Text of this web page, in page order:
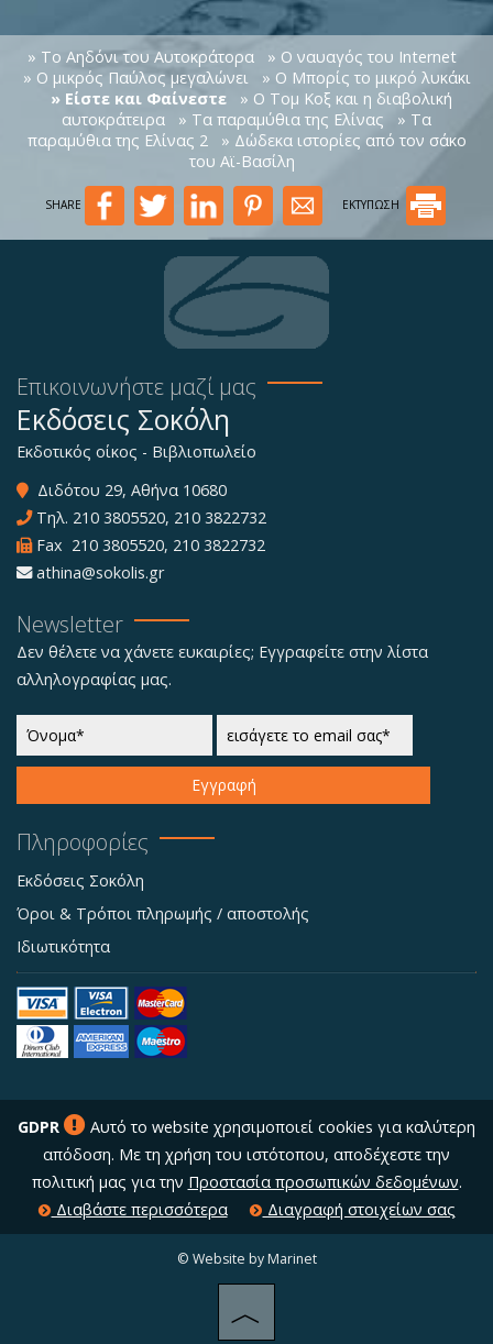
» Το Αηδόνι του Αυτοκράτορα
» Ο ναυαγός του Internet
» Ο μικρός Παύλος μεγαλώνει
» Ο Μπορίς το μικρό λυκάκι
» Είστε και Φαίνεστε
» Ο Τομ Κοξ και η διαβολική
αυτοκράτειρα
» Τα παραμύθια της Ελίνας
» Τα
παραμύθια της Ελίνας 2
» Δώδεκα ιστορίες από τον σάκο
του Αϊ-Βασίλη
SHARE ΕΚΤΥΠΩΣΗ
Επικοινωνήστε μαζί μας
Εκδόσεις Σοκόλη
Εκδοτικός οίκος - Βιβλιοπωλείο
Διδότου 29, Αθήνα 10680
Τηλ. 210 3805520, 210 3822732
Fax 210 3805520, 210 3822732
athina@sokolis.gr
Newsletter
Δεν θέλετε να χάνετε ευκαιρίες; Εγγραφείτε στην λίστα
αλληλογραφίας μας.
Εγγραφή
Πληροφορίες
Εκδόσεις Σοκόλη
Όροι & Τρόποι πληρωμής / αποστολής
Ιδιωτικότητα
GDPR
Αυτό το website χρησιμοποιεί cookies για καλύτερη
απόδοση. Με τη χρήση του ιστότοπου, αποδέχεστε την
πολιτική μας για την Προστασία προσωπικών δεδομένων.
Διαβάστε περισσότερα
Διαγραφή στοιχείων σας
© Website by Marinet
︿